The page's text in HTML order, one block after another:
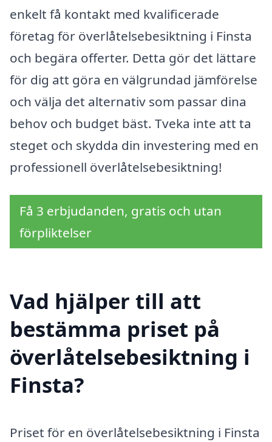
enkelt få kontakt med kvalificerade
företag för överlåtelsebesiktning i Finsta
och begära offerter. Detta gör det lättare
för dig att göra en välgrundad jämförelse
och välja det alternativ som passar dina
behov och budget bäst. Tveka inte att ta
steget och skydda din investering med en
professionell överlåtelsebesiktning!
Få 3 erbjudanden, gratis och utan
förpliktelser
Vad hjälper till att
bestämma priset på
överlåtelsebesiktning i
Finsta?
Priset för en överlåtelsebesiktning i Finsta